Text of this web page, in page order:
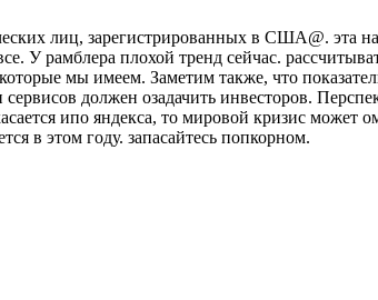
лиц, зарегистрированных в США@. эта
У рамблера плохой тренд сейчас.
мы имеем. Заметим также, что
должен озадачить инвесторов.
ипо яндекса, то мировой кризис
в этом году. запасайтесь попкорном.